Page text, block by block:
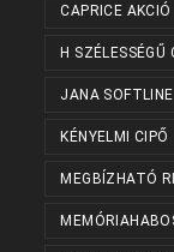
CAPRICE AKCIÓ
H SZÉLESSÉGŰ
JANA SOFTLINE
KÉNYELMI CIPŐ
MEGBÍZHATÓ